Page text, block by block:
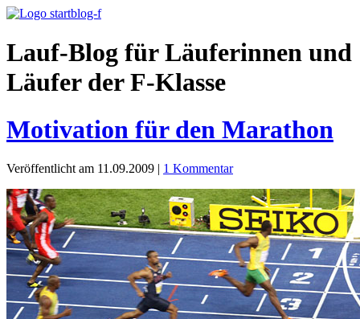
Lauf-Blog für Läuferinnen und
Läufer der F-Klasse
Motivation für den Marathon
Veröffentlicht am 11.09.2009 | 1 Kommentar